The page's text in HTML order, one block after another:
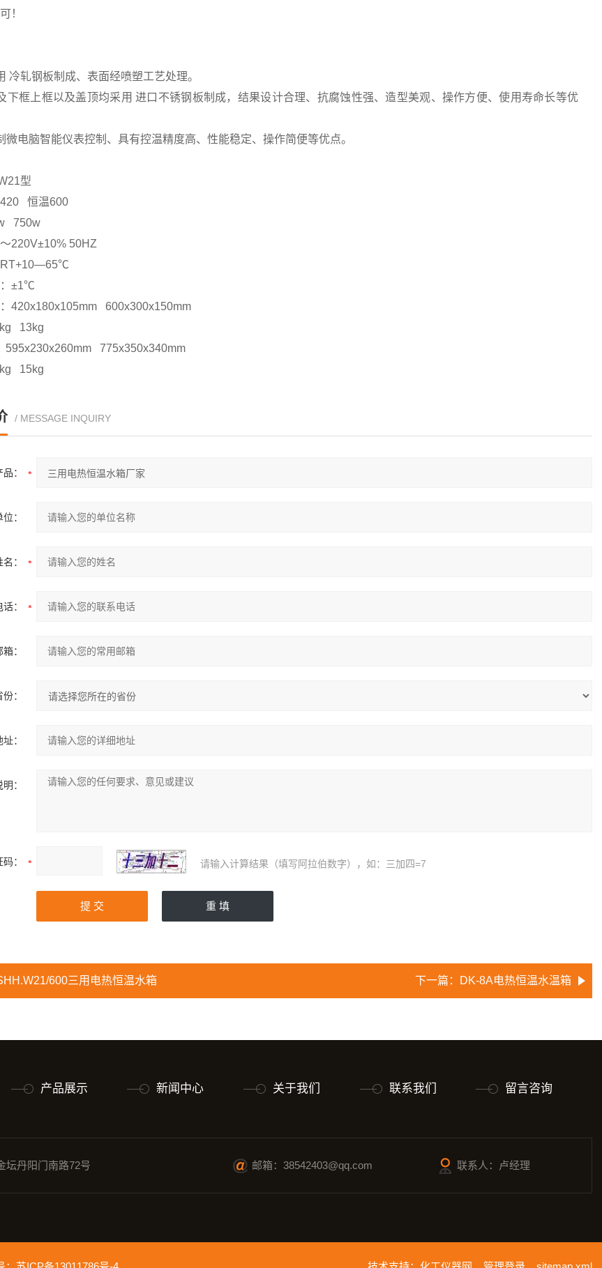
！
冷轧钢板制成、表面经喷塑工艺处理。
下框上框以及盖顶均采用 进口不锈钢板制成，结果设计合理、抗腐蚀性强、造型美观、操作方便、使用寿命长等优
微电脑智能仪表控制、具有控温精度高、性能稳定、操作简便等优点。
型
恒温600
750w
220V±10% 50HZ
RT+10—65℃
：±1℃
420x180x105mm 600x300x150mm
13kg
595x230x260mm 775x350x340mm
15kg
/ MESSAGE INQUIRY
品：
：
：
：
：
：
：
：
： 请输入计算结果（填写阿拉伯数字），如：三加四=7
600三用电热恒温水箱 下一篇： DK-8A电热恒温水温箱
产品展示 新闻中心 关于我们 联系我们 留言咨询
坛丹阳门南路72号 邮箱：38542403@qq.com 联系人：卢经理